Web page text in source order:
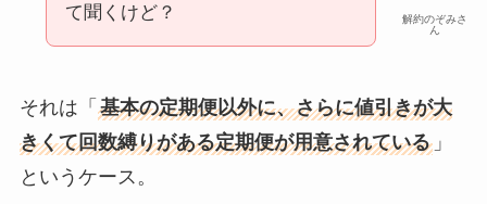
解約のぞみさ
ん
て聞くけど？
それは「 基本の定期便以外に、さらに値引きが大
きくて回数縛りがある定期便が用意されている」
というケース。